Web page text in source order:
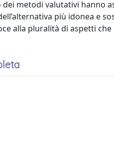
dei metodi valutativi
più idonea e
alla pluralità di aspetti